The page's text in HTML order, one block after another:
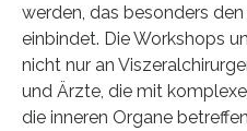
werden, das besonders
einbindet. Die Workshops
nicht nur an
und Ärzte, die mit
die inneren Organe